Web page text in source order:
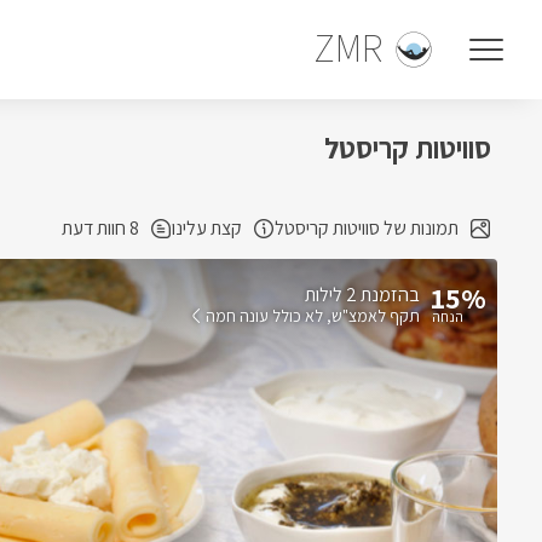
ZMR
סוויטות קריסטל
תמונות של סוויטות קריסטל קצת עלינו 8 חוות דעת
15% בהזמנת 2 לילות
תקף לאמצ"ש לא כולל עונה חמה